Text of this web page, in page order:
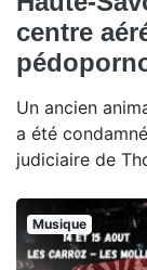
centre
Un ancien
a été
judiciaire de
Musique